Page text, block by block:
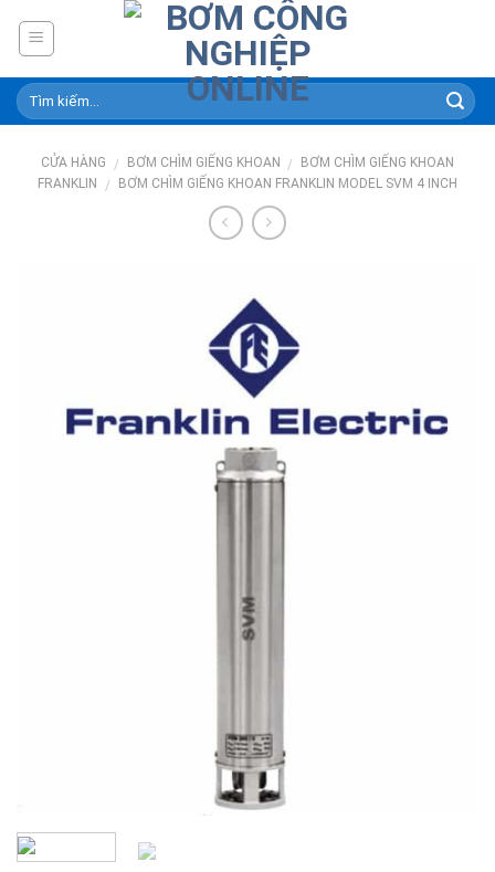
CỬA HÀNG / BƠM CHÌM GIẾNG KHOAN /
BƠM CHÌM GIẾNG KHOAN
FRANKLIN
/ BƠM CHÌM GIẾNG KHOAN FRANKLIN MODEL SVM 4 INCH